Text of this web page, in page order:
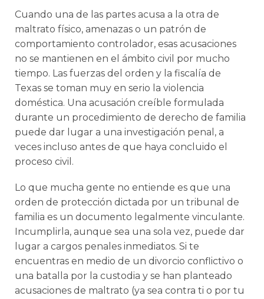
Cuando una de las partes acusa a la otra de
maltrato físico, amenazas o un patrón de
comportamiento controlador, esas acusaciones
no se mantienen en el ámbito civil por mucho
tiempo. Las fuerzas del orden y la fiscalía de
Texas se toman muy en serio la violencia
doméstica. Una acusación creíble formulada
durante un procedimiento de derecho de familia
puede dar lugar a una investigación penal, a
veces incluso antes de que haya concluido el
proceso civil.
Lo que mucha gente no entiende es que una
orden de protección dictada por un tribunal de
familia es un documento legalmente vinculante.
Incumplirla, aunque sea una sola vez, puede dar
lugar a cargos penales inmediatos. Si te
encuentras en medio de un divorcio conflictivo o
una batalla por la custodia y se han planteado
acusaciones de maltrato (ya sea contra ti o por tu